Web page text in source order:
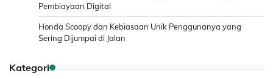
Pembiayaan Digital
Honda Scoopy dan Kebiasaan Unik Penggunanya yang
Sering Dijumpai di Jalan
Kategori